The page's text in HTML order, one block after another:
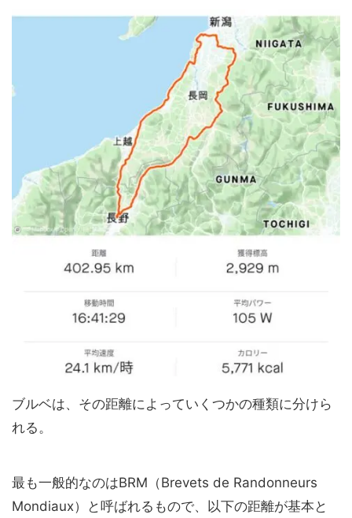
ブルベは、その距離によっていくつかの種類に分けら
れる。
最も一般的なのはBRM（Brevets de Randonneurs
Mondiaux）と呼ばれるもので、以下の距離が基本と